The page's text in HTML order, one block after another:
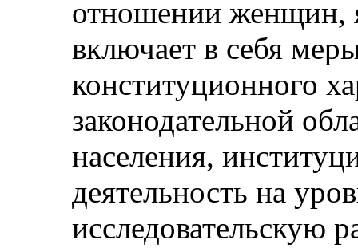
отношении женщин,
включает в себя
конституционного
законодательной
населения,
деятельность на
исследовательскую